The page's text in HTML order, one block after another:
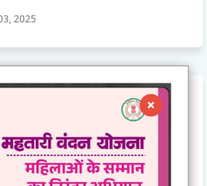
2025
Bilaspur
Bilaspur-hindi-news